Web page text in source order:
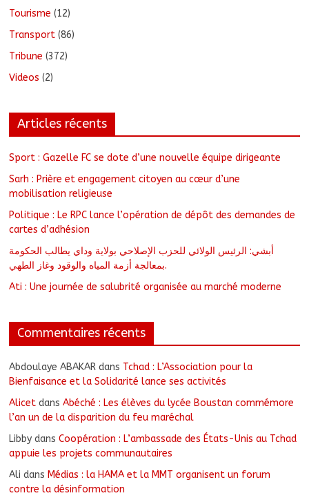
Tourisme (12)
Transport (86)
Tribune (372)
Videos (2)
Articles récents
Sport : Gazelle FC se dote d’une nouvelle équipe dirigeante
Sarh : Prière et engagement citoyen au cœur d’une
mobilisation religieuse
Politique : Le RPC lance l’opération de dépôt des demandes de
cartes d’adhésion
أبشي: الرئيس الولائي للحزب الإصلاحي بولاية وداي يطالب الحكومة
بمعالجة أزمة المياه والوقود وغاز الطهي.
Ati : Une journée de salubrité organisée au marché moderne
Commentaires récents
Abdoulaye ABAKAR dans Tchad : L’Association pour la
Bienfaisance et la Solidarité lance ses activités
Alicet dansAbéché : Les élèves du lycée Boustan commémore
l’an un de la disparition du feu maréchal
Libby dansCoopération : L’ambassade des États-Unis au Tchad
appuie les projets communautaires
Ali dans Médias : la HAMA et la MMT organisent un forum
contre la désinformation